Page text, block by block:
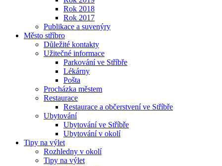
Rok 2018
Rok 2017
Publikace a suvenýry
Město stříbro
Důležité kontakty
Užitečné informace
Parkování ve Stříbře
Lékárny
Pošta
Procházka městem
Restaurace
Restaurace a občerstvení ve Stříbře
Ubytování
Ubytování ve Stříbře
Ubytování v okolí
Tipy na výlet
Rozhledny v okolí
Tipy na výlet